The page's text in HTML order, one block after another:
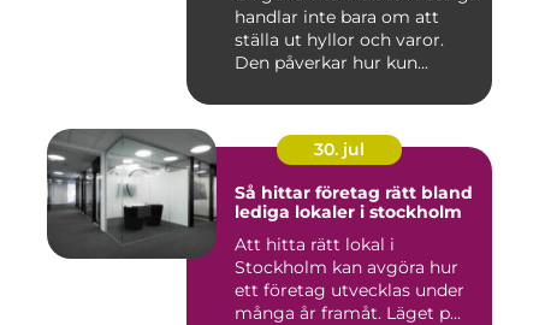
handlar inte bara om att
ställa ut hyllor och varor.
Den påverkar hur kun...
30. jul
Så hittar företag rätt bland
lediga lokaler i stockholm
Att hitta rätt lokal i
Stockholm kan avgöra hur
ett företag utvecklas under
många år framåt. Läget p...